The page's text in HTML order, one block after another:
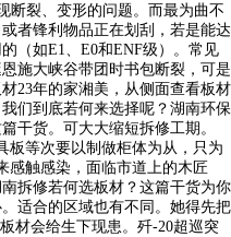
断裂、变形的问题。而最为曲不
者锋利物品正在划刮，若是能达
（如E1、E0和ENF级）。常见
施大峡谷带团时书包断裂，可是
23年的家湘美，从侧面查看板材
们到底若何来选择呢？湖南环保
干货。可大大缩短拆修工期。
板等次要以制做柜体为从，只为
感触感染，面临市道上的木匠
拆修若何选板材？这篇干货为你
适合的区域也有不同。她得先把
材会给生下现患。歼-20超巡突